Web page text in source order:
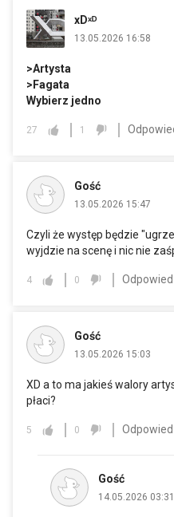
xDˣᴰ
13.05.2026 16:58
>Artysta
>Fagata
Wybierz jedno
27 1
Gość
13.05.2026 15:47
Czyli że występ będzie
wyjdzie na scenę i nic nie
4 0
Gość
13.05.2026 15:03
XD a to ma jakieś walory
płaci?
5 0
Gość
14.05.2026 03:31